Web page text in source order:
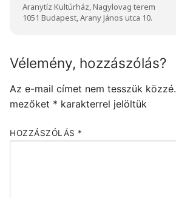
Aranytíz Kultúrház, Nagylovag terem
1051 Budapest, Arany János utca 10.
Vélemény, hozzászólás?
Az e-mail címet nem tesszük közzé.
mezőket * karakterrel jelöltük
HOZZÁSZÓLÁS *